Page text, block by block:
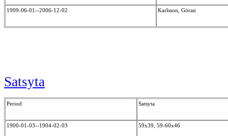
1999-06-01--2006-12-02 Karlsson, Göran
Satsyta
Period Satsyta
1900-01-03--1904-02-03 59x39, 59-60x46